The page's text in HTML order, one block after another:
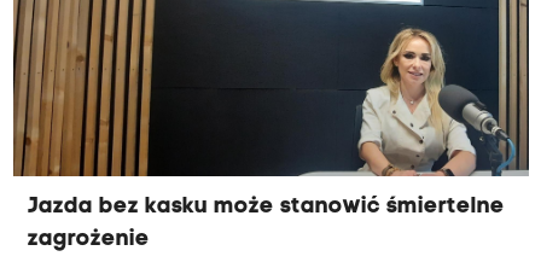
Jazda bez kasku może stanowić śmiertelne
zagrożenie